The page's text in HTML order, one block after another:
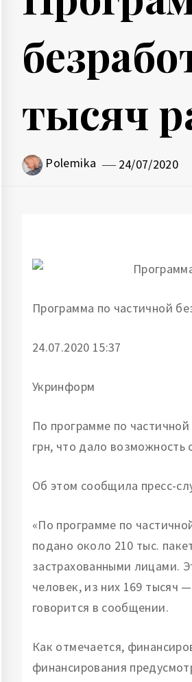
тысяч
Polemika 24/07/2020
Программа по частичной
24.07.2020 15:37
Укринформ
По программе по
грн, что дало возможность
Об этом сообщила пресс-
«По программе по
подано около 210 тыс.
застрахованными лицами.
человек, из них 169 тысяч
говорится в сообщении.
Как отмечается,
финансирования